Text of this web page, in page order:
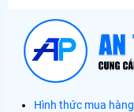
Hình thức mua hàng